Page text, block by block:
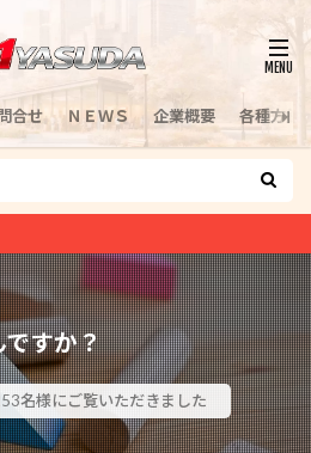
合せ ＮＥＷＳ 企業概要 各種方針
すか？
名様にご覧いただきました
検索